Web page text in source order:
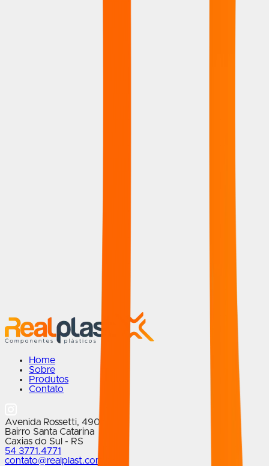
A linha Comoditá conta com um design elegante e curvas
Home
Sobre
Produtos
Contato
Avenida Rossetti, 490
Bairro Santa Catarina
Caxias do Sul - RS
54 3771.4771
contato@realplast.com.br